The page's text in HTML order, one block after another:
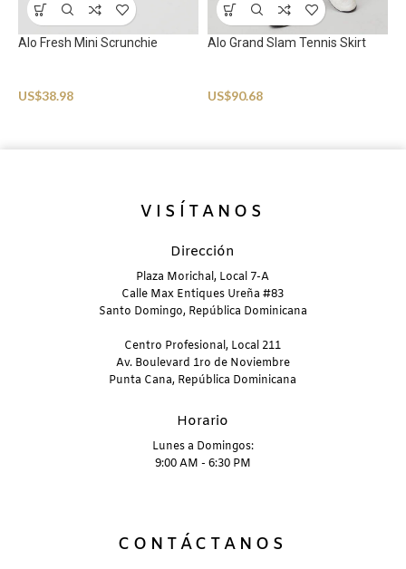
Alo Fresh Mini Scrunchie
US$38.98
Alo Grand Slam Tennis Skirt
US$90.68
VISÍTANOS
Dirección
Plaza Morichal, Local 7-A
Calle Max Entiques Ureña #83
Santo Domingo, República Dominicana
Centro Profesional, Local 211
Av. Boulevard 1ro de Noviembre
Punta Cana, República Dominicana
Horario
Lunes a Domingos:
9:00 AM - 6:30 PM
CONTÁCTANOS